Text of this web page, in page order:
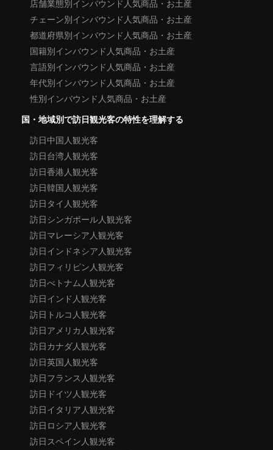
店舗業態別インバウンド人気商品・お土産
チェーン別インバウンド人気商品・お土産
都道府県別インバウンド人気商品・お土産
国籍別インバウンド人気商品・お土産
言語別インバウンド人気商品・お土産
年代別インバウンド人気商品・お土産
性別インバウンド人気商品・お土産
国・地域別で訪日観光客の特性を理解する
訪日中国人観光客
訪日台湾人観光客
訪日香港人観光客
訪日韓国人観光客
訪日タイ人観光客
訪日シンガポール人観光客
訪日マレーシア人観光客
訪日インドネシア人観光客
訪日フィリピン人観光客
訪日べトナム人観光客
訪日インド人観光客
訪日トルコ人観光客
訪日アメリカ人観光客
訪日カナダ人観光客
訪日英国人観光客
訪日フランス人観光客
訪日ドイツ人観光客
訪日イタリア人観光客
訪日ロシア人観光客
訪日スペイン人観光客